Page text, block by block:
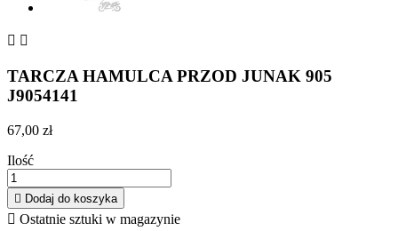
 
TARCZA HAMULCA PRZOD JUNAK 905
J9054141
67,00 zł
Ilość
 Dodaj do koszyka
 Ostatnie sztuki w magazynie